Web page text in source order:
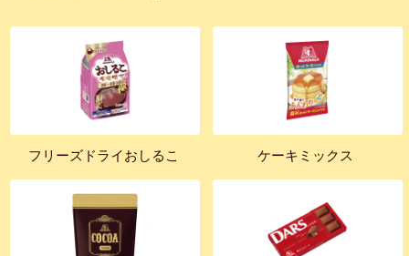
フリーズドライおしるこ ケーキミックス